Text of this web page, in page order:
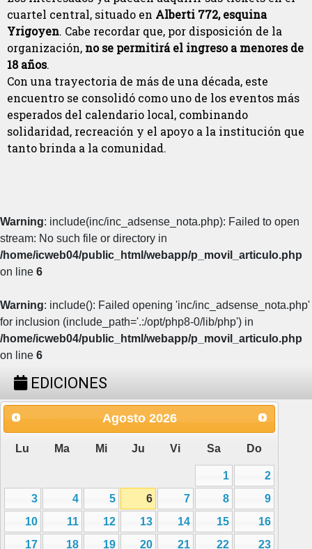
cuartel central, situado en Alberti 772, esquina
Yrigoyen. Cabe recordar que, por disposición de la
organización, no se permitirá el ingreso a menores de
18 años.
Con una trayectoria de más de una década, este
encuentro se consolidó como uno de los eventos más
esperados del calendario local, combinando
solidaridad, recreación y el apoyo a la institución que
tanto brinda a la comunidad.
Warning: include(inc/inc_adsense_nota.php): Failed to open
stream: No such file or directory in
/home/icweb04/public_html/webapp/p_movil_articulo.php
on line 6
Warning: include(): Failed opening 'inc/inc_adsense_nota.php'
for inclusion (include_path='.:/opt/php8-0/lib/php') in
/home/icweb04/public_html/webapp/p_movil_articulo.php
on line 6
EDICIONES
Agosto 2026
Lu Ma Mi Ju Vi Sa Do
1
2
3
4 5 6 7 8
9
10
11 12 13 14 15
16
17
18 19 20 21 22 23